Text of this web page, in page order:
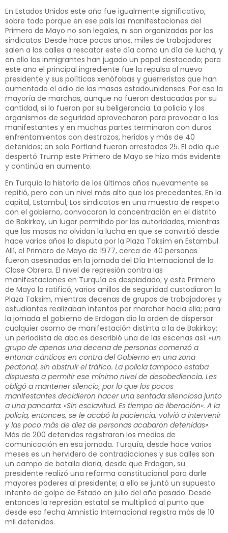
En Estados Unidos este año fue igualmente significativo,
sobre todo porque en ese país las manifestaciones del
Primero de Mayo no son legales, ni son organizadas por los
sindicatos. Desde hace pocos años, miles de trabajadores
salen a las calles a rescatar este día como un día de lucha, y
en ello los inmigrantes han jugado un papel destacado; para
este año el principal ingrediente fue la repulsa al nuevo
presidente y sus políticas xenófobas y guerreristas que han
aumentado el odio de las masas estadounidenses. Por eso la
mayoría de marchas, aunque no fueron destacadas por su
cantidad, sí lo fueron por su beligerancia. La policía y los
organismos de seguridad aprovecharon para provocar a los
manifestantes y en muchas partes terminaron con duros
enfrentamientos con destrozos, heridos y más de 40
detenidos; en solo Portland fueron arrestados 25. El odio que
despertó Trump este Primero de Mayo se hizo más evidente
y continúa en aumento.
En Turquía la historia de los últimos años nuevamente se
repitió, pero con un nivel más alto que los precedentes. En la
capital, Estambul, Los sindicatos en una muestra de respeto
con el gobierno, convocaron la concentración en el distrito
de Bakirkoy, un lugar permitido por las autoridades, mientras
que las masas no olvidan la lucha en que se convirtió desde
hace varios años la disputa por la Plaza Taksim en Estambul.
Allí, el Primero de Mayo de 1977, cerca de 40 personas
fueron asesinadas en la jornada del Día Internacional de la
Clase Obrera. El nivel de represión contra las
manifestaciones en Turquía es despiadado; y este Primero
de Mayo lo ratificó, varios anillos de seguridad custodiaron la
Plaza Taksim, mientras decenas de grupos de trabajadores y
estudiantes realizaban intentos por marchar hacia ella; para
la jornada el gobierno de Erdogan dio la orden de dispersar
cualquier asomo de manifestación distinta a la de Bakirkoy;
un periodista de abc.es describió una de las escenas así: «un
grupo de apenas una decena de personas comenzó a
entonar cánticos en contra del Gobierno en una zona
peatonal, sin obstruir el tráfico. La policía tampoco estaba
dispuesta a permitir ese mínimo nivel de desobediencia. Les
obligó a mantener silencio, por lo que los pocos
manifestantes decidieron hacer una sentada silenciosa junto
a una pancarta: «Sin esclavitud. Es tiempo de liberación». A la
policía, entonces, se le acabó la paciencia, volvió a intervenir
y las poco más de diez de personas acabaron detenidas».
Más de 200 detenidos registraron los medios de
comunicación en esa jornada. Turquía, desde hace varios
meses es un hervidero de contradicciones y sus calles son
un campo de batalla diaria, desde que Erdogan, su
presidente realizó una reforma constitucional para darle
mayores poderes al presidente; a ello se juntó un supuesto
intento de golpe de Estado en julio del año pasado. Desde
entonces la represión estatal se multiplicó al punto que
desde esa fecha Amnistía Internacional registra más de 10
mil detenidos.